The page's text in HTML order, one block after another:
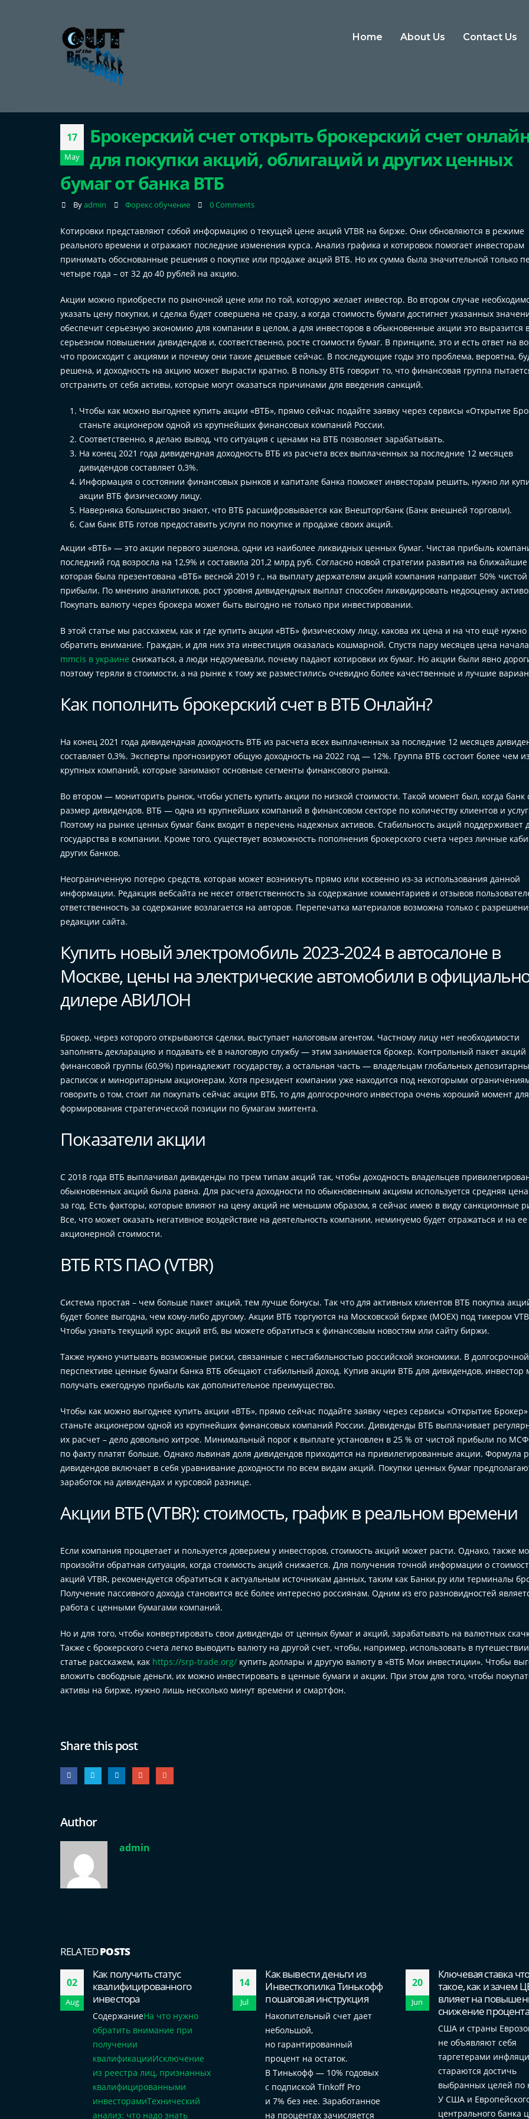
Home About Us Contact Us
17
May
Брокерский счет открыть брокерский счет
для покупки акций, облигаций и других ценных
бумаг от банка ВТБ
By admin Форекс обучение 0 Comments
Котировки представляют собой информацию о текущей цене акций VTBR на бирже. Они обновляются в режиме
реального времени и отражают последние изменения курса. Анализ графика и котировок помогает инвесторам
принимать обоснованные решения о покупке или продаже акций ВТБ. Но их сумма была значительной только
четыре года – от 32 до 40 рублей на акцию.
Акции можно приобрести по рыночной цене или по той, которую желает инвестор. Во втором случае
указать цену покупки, и сделка будет совершена не сразу, а когда стоимость бумаги достигнет указанных
обеспечит серьезную экономию для компании в целом, а для инвесторов в обыкновенные акции это выразится
серьезном повышении дивидендов и, соответственно, росте стоимости бумаг. В принципе, это и есть ответ на
что происходит с акциями и почему они такие дешевые сейчас. В последующие годы это проблема, вероятна,
решена, и доходность на акцию может вырасти кратно. В пользу ВТБ говорит то, что финансовая группа
отстранить от себя активы, которые могут оказаться причинами для введения санкций.
Чтобы как можно выгоднее купить акции «ВТБ», прямо сейчас подайте заявку через сервисы «Открытие
станьте акционером одной из крупнейших финансовых компаний России.
Соответственно, я делаю вывод, что ситуация с ценами на ВТБ позволяет зарабатывать.
На конец 2021 года дивидендная доходность ВТБ из расчета всех выплаченных за последние 12 месяцев
дивидендов составляет 0,3%.
Информация о состоянии финансовых рынков и капитале банка поможет инвесторам решить, нужно ли
акции ВТБ физическому лицу.
Наверняка большинство знают, что ВТБ расшифровывается как Внешторгбанк (Банк внешней торговли).
Сам банк ВТБ готов предоставить услуги по покупке и продаже своих акций.
Акции «ВТБ» — это акции первого эшелона, одни из наиболее ликвидных ценных бумаг. Чистая прибыль
последний год возросла на 12,9% и составила 201,2 млрд руб. Согласно новой стратегии развития на
которая была презентована «ВТБ» весной 2019 г., на выплату держателям акций компания направит 50% чистой
прибыли. По мнению аналитиков, рост уровня дивидендных выплат способен ликвидировать недооценку
Покупать валюту через брокера может быть выгодно не только при инвестировании.
В этой статье мы расскажем, как и где купить акции «ВТБ» физическому лицу, какова их цена и на что ещё нужно
обратить внимание. Граждан, и для них эта инвестиция оказалась кошмарной. Спустя пару месяцев цена начала
mmcis в украине снижаться, а люди недоумевали, почему падают котировки их бумаг. Но акции были явно
поэтому теряли в стоимости, а на рынке к тому же разместились очевидно более качественные и лучшие
Как пополнить брокерский счет в ВТБ Онлайн?
На конец 2021 года дивидендная доходность ВТБ из расчета всех выплаченных за последние 12 месяцев
составляет 0,3%. Эксперты прогнозируют общую доходность на 2022 год — 12%. Группа ВТБ состоит более чем
крупных компаний, которые занимают основные сегменты финансового рынка.
Во втором — мониторить рынок, чтобы успеть купить акции по низкой стоимости. Такой момент был, когда банк
размер дивидендов. ВТБ — одна из крупнейших компаний в финансовом секторе по количеству клиентов и
Поэтому на рынке ценных бумаг банк входит в перечень надежных активов. Стабильность акций поддерживает
государства в компании. Кроме того, существует возможность пополнения брокерского счета через личные
других банков.
Неограниченную потерю средств, которая может возникнуть прямо или косвенно из-за использования данной
информации. Редакция вебсайта не несет ответственность за содержание комментариев и отзывов
ответственность за содержание возлагается на авторов. Перепечатка материалов возможна только с
редакции сайта.
Купить новый электромобиль 2023-2024 в автосалоне в
Москве, цены на электрические автомобили в
дилере АВИЛОН
Брокер, через которого открываются сделки, выступает налоговым агентом. Частному лицу нет необходимости
заполнять декларацию и подавать её в налоговую службу — этим занимается брокер. Контрольный пакет акций
финансовой группы (60,9%) принадлежит государству, а остальная часть — владельцам глобальных
расписок и миноритарным акционерам. Хотя президент компании уже находится под некоторыми
говорить о том, стоит ли покупать сейчас акции ВТБ, то для долгосрочного инвестора очень хороший момент для
формирования стратегической позиции по бумагам эмитента.
Показатели акции
С 2018 года ВТБ выплачивал дивиденды по трем типам акций так, чтобы доходность владельцев
обыкновенных акций была равна. Для расчета доходности по обыкновенным акциям используется средняя
за год. Есть факторы, которые влияют на цену акций не меньшим образом, я сейчас имею в виду санкционные
Все, что может оказать негативное воздействие на деятельность компании, неминуемо будет отражаться и на ее
акционерной стоимости.
ВТБ RTS ПАО (VTBR)
Система простая – чем больше пакет акций, тем лучше бонусы. Так что для активных клиентов ВТБ покупка
будет более выгодна, чем кому-либо другому. Акции ВТБ торгуются на Московской бирже (MOEX) под тикером
Чтобы узнать текущий курс акций втб, вы можете обратиться к финансовым новостям или сайту биржи.
Также нужно учитывать возможные риски, связанные с нестабильностью российской экономики. В долгосрочной
перспективе ценные бумаги банка ВТБ обещают стабильный доход. Купив акции ВТБ для дивидендов, инвестор
получать ежегодную прибыль как дополнительное преимущество.
Чтобы как можно выгоднее купить акции «ВТБ», прямо сейчас подайте заявку через сервисы «Открытие
станьте акционером одной из крупнейших финансовых компаний России. Дивиденды ВТБ выплачивает
их расчет – дело довольно хитрое. Минимальный порог к выплате установлен в 25 % от чистой прибыли по
по факту платят больше. Однако львиная доля дивидендов приходится на привилегированные акции. Формула
дивидендов включает в себя уравнивание доходности по всем видам акций. Покупки ценных бумаг
заработок на дивидендах и курсовой разнице.
Акции ВТБ (VTBR): стоимость, график в реальном времени
Если компания процветает и пользуется доверием у инвесторов, стоимость акций может расти. Однако, также
произойти обратная ситуация, когда стоимость акций снижается. Для получения точной информации о
акций VTBR, рекомендуется обратиться к актуальным источникам данных, таким как Банки.ру или терминалы
Получение пассивного дохода становится всё более интересно россиянам. Одним из его разновидностей
работа с ценными бумагами компаний.
Но и для того, чтобы конвертировать свои дивиденды от ценных бумаг и акций, зарабатывать на валютных
Также с брокерского счета легко выводить валюту на другой счет, чтобы, например, использовать в
статье расскажем, как https://srp-trade.org/ купить доллары и другую валюту в «ВТБ Мои инвестиции». Чтобы
вложить свободные деньги, их можно инвестировать в ценные бумаги и акции. При этом для того, чтобы
активы на бирже, нужно лишь несколько минут времени и смартфон.
Share this post
Author
admin
RELATEDPOSTS
02
Aug
Как получить статус
квалифицированного
инвестора
СодержаниеНа что нужно
обратить внимание при
получении
квалификацииИсключение
из реестра лиц, признанных
квалифицированными
инвесторамиТехнический
анализ: что надо знать
14
Jul
Как вывести деньги из
Инвесткопилка Тинькофф
пошаговая инструкция
Накопительный счет дает
небольшой,
но гарантированный
процент на остаток.
В Тинькофф — 10% годовых
с подпиской Tinkoff Pro
и 7% без нее. Заработанное
на процентах зачисляется
20
Jun
Ключевая ставка
такое, как и зачем
влияет на
снижение процента
США и страны
не объявляют себя
таргетерами
стараются достичь
выбранных целей по
У США и
центрального банка